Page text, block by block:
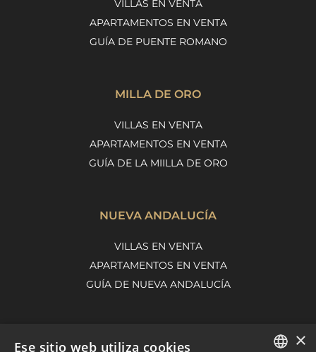
VILLAS EN VENTA
APARTAMENTOS EN VENTA
GUÍA DE PUENTE ROMANO
MILLA DE ORO
VILLAS EN VENTA
APARTAMENTOS EN VENTA
GUÍA DE LA MIILLA DE ORO
NUEVA ANDALUCÍA
VILLAS EN VENTA
APARTAMENTOS EN VENTA
GUÍA DE NUEVA ANDALUCÍA
×
Ese sitio web utiliza cookies